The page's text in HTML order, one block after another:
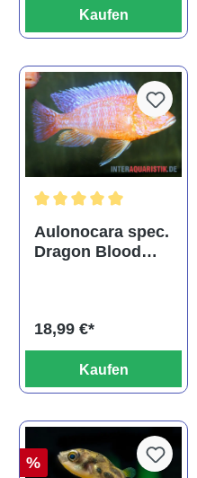
Kaufen
Durchschnittliche
Aulonocara spec.
Dragon Blood
18,99 €*
Kaufen
%